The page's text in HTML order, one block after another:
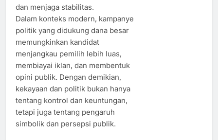
dan menjaga stabilitas.
Dalam konteks modern, kampanye
politik yang didukung dana besar
memungkinkan kandidat
menjangkau pemilih lebih luas,
membiayai iklan, dan membentuk
opini publik. Dengan demikian,
kekayaan dan politik bukan hanya
tentang kontrol dan keuntungan,
tetapi juga tentang pengaruh
simbolik dan persepsi publik.